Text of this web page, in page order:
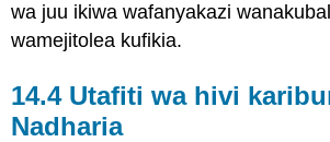
wa juu ikiwa wafanyakazi
wamejitolea kufikia.
14.4 Utafiti wa hivi
Nadharia